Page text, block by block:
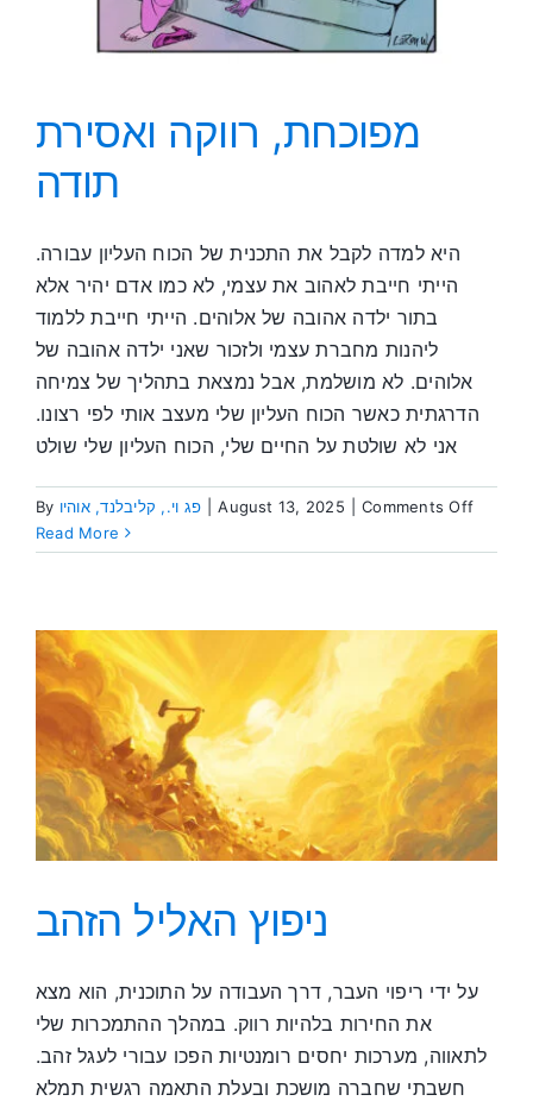
מפוכחת, רווקה ואסירת
תודה
היא למדה לקבל את התכנית של הכוח העליון עבורה.
הייתי חייבת לאהוב את עצמי, לא כמו אדם יהיר אלא
בתור ילדה אהובה של אלוהים. הייתי חייבת ללמוד
ליהנות מחברת עצמי ולזכור שאני ילדה אהובה של
אלוהים. לא מושלמת, אבל נמצאת בתהליך של צמיחה
הדרגתית כאשר הכוח העליון שלי מעצב אותי לפי רצונו.
אני לא שולטת על החיים שלי, הכוח העליון שלי שולט
By פג וי., קליבלנד, אוהיו August 13, 2025 Comments Offon
רווקה
Read More
ניפוץ האליל הזהב
על ידי ריפוי העבר, דרך העבודה על התוכנית, הוא מצא
את החירות בלהיות רווק. במהלך ההתמכרות שלי
לתאווה, מערכות יחסים רומנטיות הפכו עבורי לעגל זהב.
חשבתי שחברה מושכת ובעלת התאמה רגשית תמלא